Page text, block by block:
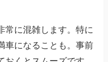
常に混雑します。特に
車になることも。事前